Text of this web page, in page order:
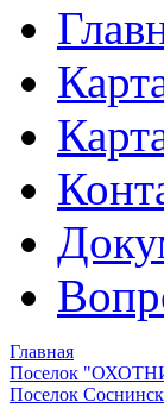
Главная
Поселок
Поселок